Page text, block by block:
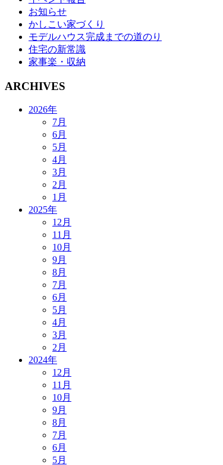
お知らせ
かしこい家づくり
モデルハウス完成までの道のり
住宅の新常識
家事楽・収納
ARCHIVES
2026年
7月
6月
5月
4月
3月
2月
1月
2025年
12月
11月
10月
9月
8月
7月
6月
5月
4月
3月
2月
2024年
12月
11月
10月
9月
8月
7月
6月
5月